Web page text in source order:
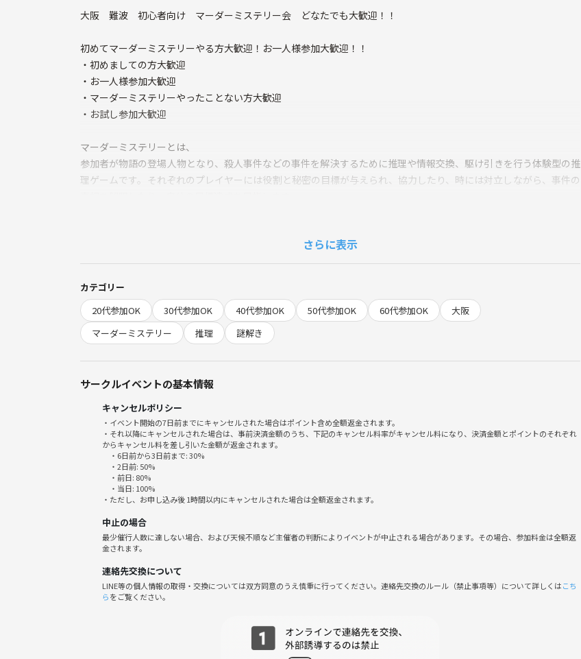
大阪 難波 初心者向け マーダーミステリー会 どなたでも大歓迎！！
初めてマーダーミステリーやる方大歓迎！お一人様参加大歓迎！！
・初めましての方大歓迎
・お一人様参加大歓迎
・マーダーミステリーやったことない方大歓迎
・お試し参加大歓迎
マーダーミステリーとは、
参加者が物語の登場人物となり、殺人事件などの事件を解決するために推理や情報交換、駆け引きを行う体験型の推
理ゲームです。それぞれのプレイヤーには役割と秘密の目標が与えられ、協力したり、時には対立しながら、事件の
マーダーミステリーって何？という方もお気軽にご参加ください！！
当日プレイ可能シナリオの中から参加者の皆さんでどのシナリオをプレイするか話し合って決める予定です。
✨以下詳細✨
■開催時刻■19時00～23:00(受付18時30～)時間厳守でお願いします
■最寄り駅■難波駅から徒歩10分
心斎橋駅から徒歩15～20分
■開催場所■BLUE BOX
※会場は2階ではなく4階です
(大阪市中央区千日前1丁目8-20 高橋ビル)
■参加費用■1500円（飲食持ち込み可）
※別途ツナゲートの手数料500円がかかります
■参加服装■自由（私服、スーツＯＫです）
さらに表示
カテゴリー
20代参加OK
30代参加OK 40代参加OK 50代参加OK 60代参加OK
大阪
マーダーミステリー
推理 謎解き
サークルイベントの基本情報
キャンセルポリシー
・イベント開始の7日前までにキャンセルされた場合はポイント含め全額返金されます。
・それ以降にキャンセルされた場合は、事前決済金額のうち、下記のキャンセル料率がキャンセル料になり、決済金額とポイントのそれぞれ
からキャンセル料を差し引いた金額が返金されます。
・6日前から3日前まで: 30%
・2日前: 50%
・前日: 80%
・当日: 100%
・ただし、お申し込み後 1時間以内にキャンセルされた場合は全額返金されます。
中止の場合
最少催行人数に達しない場合、および天候不順など主催者の判断によりイベントが中止される場合があります。その場合、参加料金は全額返
金されます。
連絡先交換について
LINE等の個人情報の取得・交換については双方同意のうえ慎重に行ってください。連絡先交換のルール（禁止事項等）について詳しくはこち
らをご覧ください。